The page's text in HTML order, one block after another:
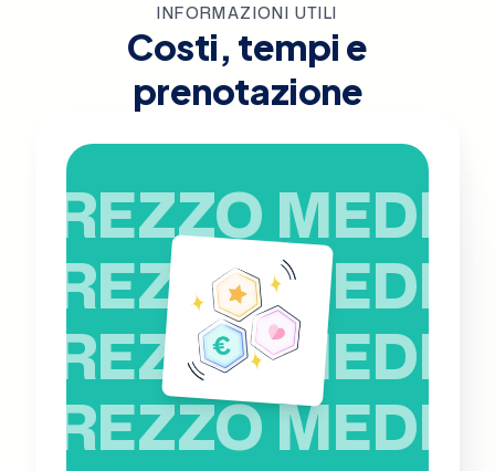
INFORMAZIONI UTILI
Costi, tempi e
prenotazione
PREZZO MEDIO
PREZZO MEDIO
PREZZO MEDIO
PREZZO MEDIO